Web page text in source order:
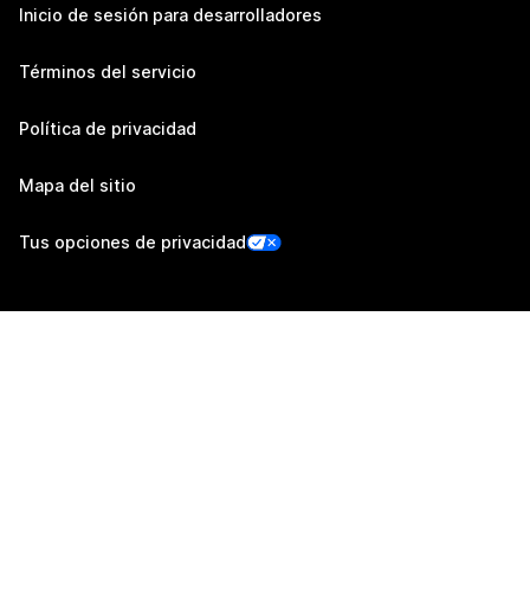
Inicio de sesión para desarrolladores
Términos del servicio
Política de privacidad
Mapa del sitio
Tus opciones de privacidad